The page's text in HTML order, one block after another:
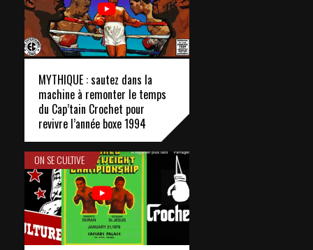
MYTHIQUE : sautez dans la
machine à remonter le temps
du Cap’tain Crochet pour
revivre l’année boxe 1994
ON SE CULTIVE